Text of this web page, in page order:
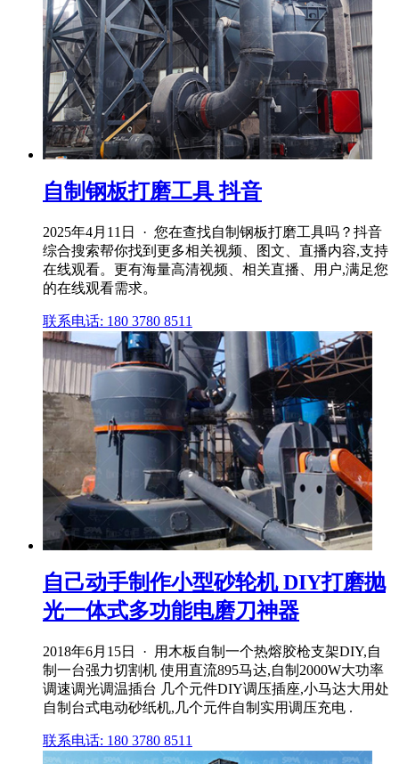
自制钢板打磨工具 抖音
2025年4月11日 · 您在查找自制钢板打磨工具吗？抖音
综合搜索帮你找到更多相关视频、图文、直播内容,支持
在线观看。更有海量高清视频、相关直播、用户,满足您
的在线观看需求。
联系电话: 180 3780 8511
自己动手制作小型砂轮机 DIY打磨抛
光一体式多功能电磨刀神器
2018年6月15日 · 用木板自制一个热熔胶枪支架DIY,自
制一台强力切割机 使用直流895马达,自制2000W大功率
调速调光调温插台 几个元件DIY调压插座,小马达大用处
自制台式电动砂纸机,几个元件自制实用调压充电 .
联系电话: 180 3780 8511